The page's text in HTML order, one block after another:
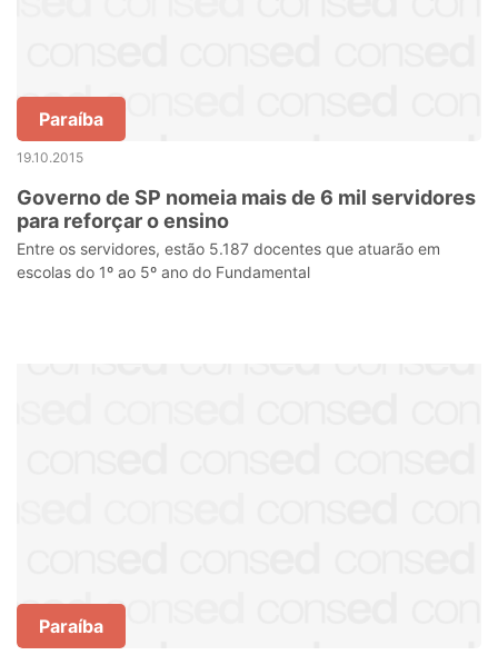
Paraíba
19.10.2015
Governo de SP nomeia mais de 6 mil servidores
para reforçar o ensino
Entre os servidores, estão 5.187 docentes que atuarão em
escolas do 1º ao 5º ano do Fundamental
Paraíba